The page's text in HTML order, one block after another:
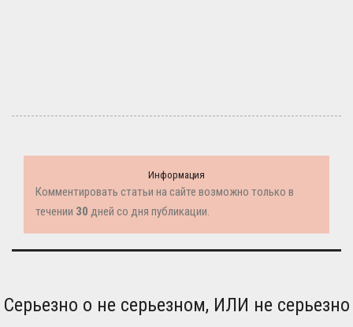
Информация
Комментировать статьи на сайте возможно только в
течении 30 дней со дня публикации.
Серьезно о не серьезном, ИЛИ не серьезно